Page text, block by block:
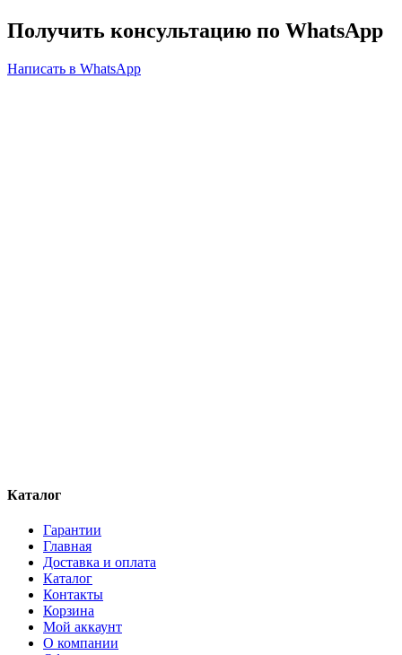
Получить консультацию по WhatsApp
Написать в WhatsApp
Каталог
Гарантии
Главная
Доставка и оплата
Каталог
Контакты
Корзина
Мой аккаунт
О компании